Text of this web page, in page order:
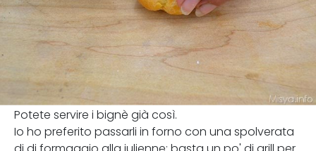
Potete servire i bignè già così.
Io ho preferito passarli in forno con una spolverata